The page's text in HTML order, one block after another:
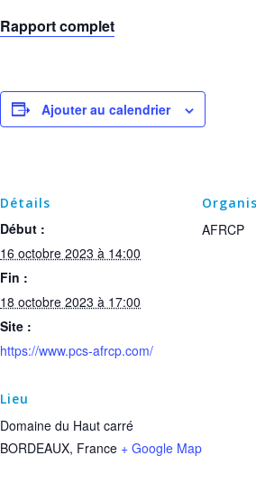
Rapport complet
Ajouter au calendrier
Détails
Début :
16 octobre 2023 à 14:00
Fin :
18 octobre 2023 à 17:00
Site :
https://www.pcs-afrcp.com/
Lieu
Domaine du Haut carré
BORDEAUX, France + Google Map
AFRCP